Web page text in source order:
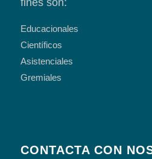
fines son:
Educacionales
Científicos
Asistenciales
Gremiales
CONTACTA CON